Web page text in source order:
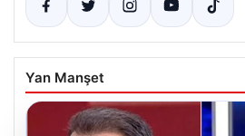
Yan Manşet